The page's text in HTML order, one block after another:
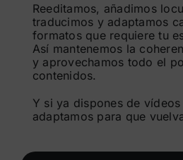
Reeditamos, añadimos
traducimos y adaptamos
formatos que requiere tu
Así mantenemos la
y aprovechamos todo el
contenidos.
Y si ya dispones de
adaptamos para que